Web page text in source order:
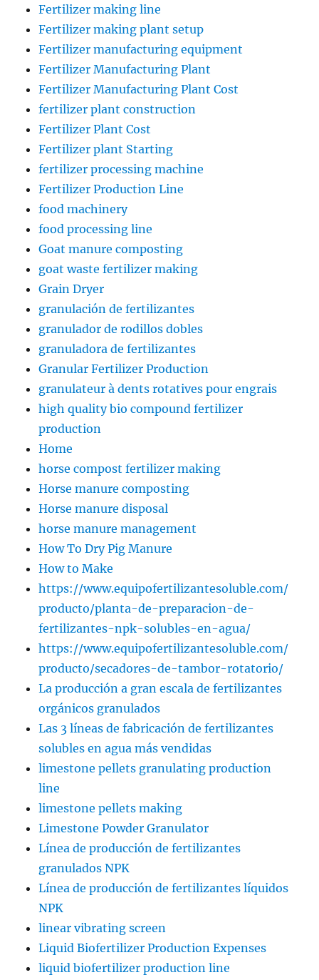
Fertilizer making line
Fertilizer making plant setup
Fertilizer manufacturing equipment
Fertilizer Manufacturing Plant
Fertilizer Manufacturing Plant Cost
fertilizer plant construction
Fertilizer Plant Cost
Fertilizer plant Starting
fertilizer processing machine
Fertilizer Production Line
food machinery
food processing line
Goat manure composting
goat waste fertilizer making
Grain Dryer
granulación de fertilizantes
granulador de rodillos dobles
granuladora de fertilizantes
Granular Fertilizer Production
granulateur à dents rotatives pour engrais
high quality bio compound fertilizer
production
Home
horse compost fertilizer making
Horse manure composting
Horse manure disposal
horse manure management
How To Dry Pig Manure
How to Make
https://www.equipofertilizantesoluble.com/
producto/planta-de-preparacion-de-
fertilizantes-npk-solubles-en-agua/
https://www.equipofertilizantesoluble.com/
producto/secadores-de-tambor-rotatorio/
La producción a gran escala de fertilizantes
orgánicos granulados
Las 3 líneas de fabricación de fertilizantes
solubles en agua más vendidas
limestone pellets granulating production
line
limestone pellets making
Limestone Powder Granulator
Línea de producción de fertilizantes
granulados NPK
Línea de producción de fertilizantes líquidos
NPK
linear vibrating screen
Liquid Biofertilizer Production Expenses
liquid biofertilizer production line